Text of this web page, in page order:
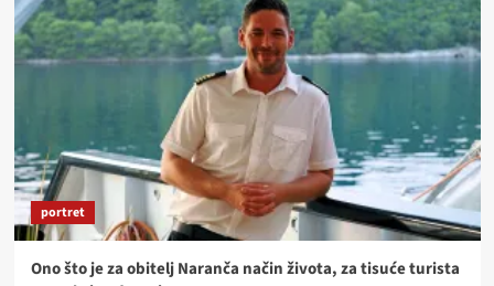
portret
Ono što je za obitelj Naranča način života, za tisuće turista